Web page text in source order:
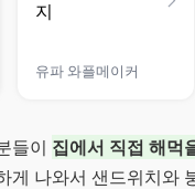
유파 와플메이커
들이 집에서 직접 해먹
게 나와서 샌드위치와